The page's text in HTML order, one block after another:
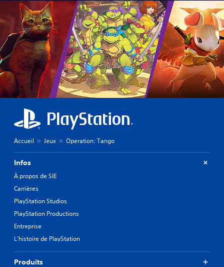
Accueil Jeux Operation: Tango
Infos
À propos de SIE
Carrières
PlayStation Studios
PlayStation Productions
Entreprise
L'histoire de PlayStation
Produits